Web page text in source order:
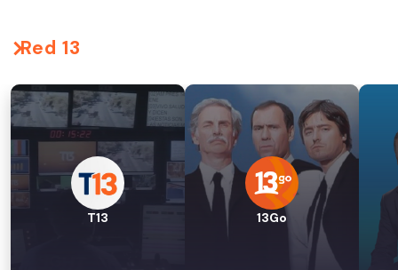
Red 13
T13 13Go